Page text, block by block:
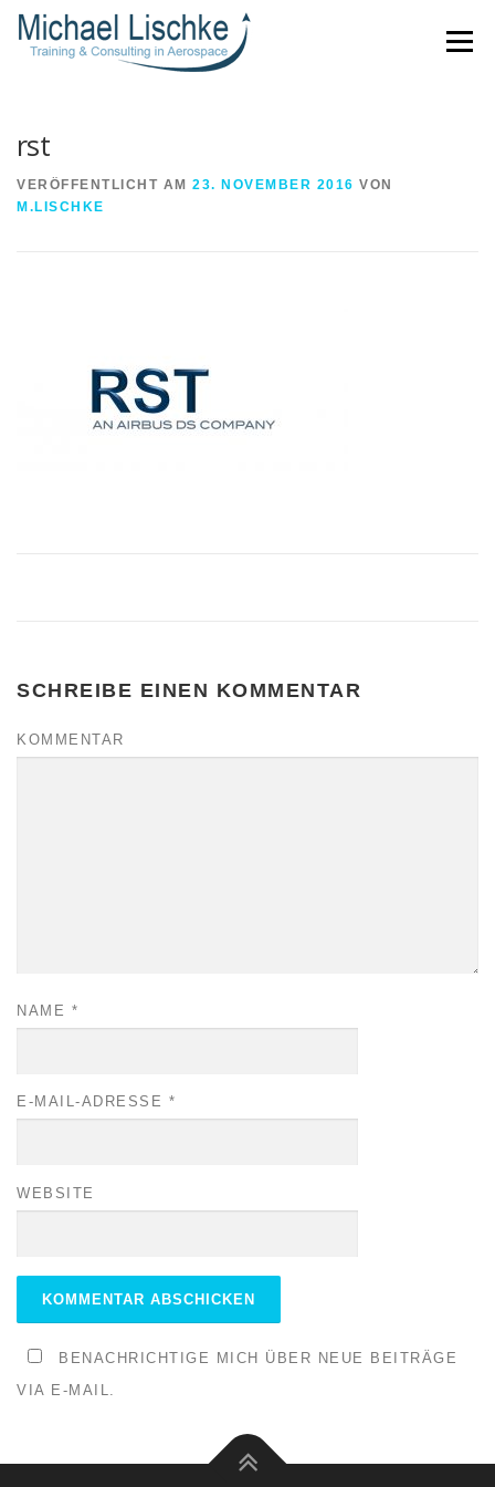
Direkt
zum
Menü
rst
VERÖFFENTLICHT AM 23. NOVEMBER 2016 VON
M.LISCHKE
SCHREIBE EINEN KOMMENTAR
KOMMENTAR
NAME *
E-MAIL-ADRESSE *
WEBSITE
BENACHRICHTIGE MICH ÜBER NEUE BEITRÄGE
VIA E-MAIL.